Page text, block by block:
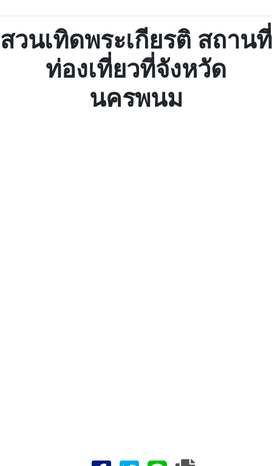
สวนเทิดพระเกียรติ สถานที่
ท่องเที่ยวที่จังหวัด
นครพนม